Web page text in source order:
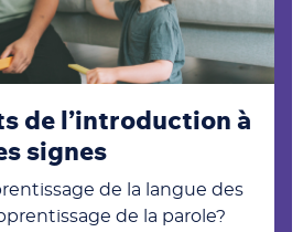
de l’introduction à
signes
de la langue des
de la parole?